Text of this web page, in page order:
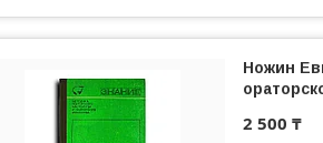
Ножин
2 500 ₸